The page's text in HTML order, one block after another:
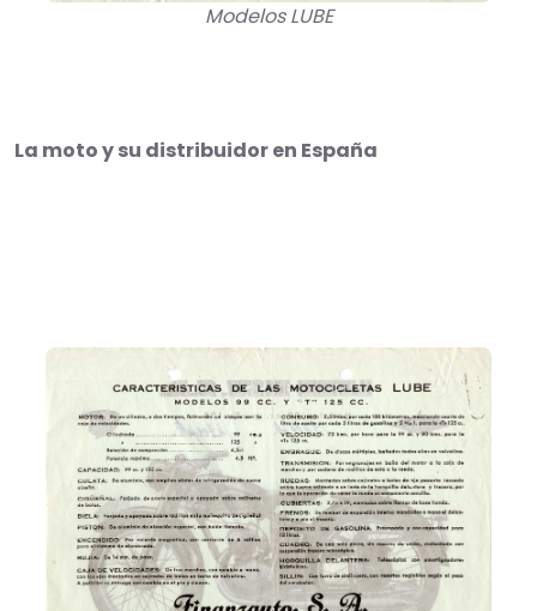
Modelos LUBE
La moto y su distribuidor en España